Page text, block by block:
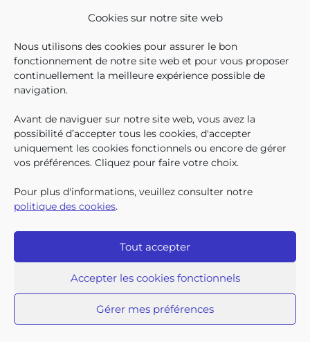
Cookies sur notre site web
Nous utilisons des cookies pour assurer le bon
fonctionnement de notre site web et pour vous proposer
continuellement la meilleure expérience possible de
navigation.
Avant de naviguer sur notre site web, vous avez la
possibilité d’accepter tous les cookies, d'accepter
uniquement les cookies fonctionnels ou encore de gérer
vos préférences. Cliquez pour faire votre choix.
Pour plus d'informations, veuillez consulter notre
politique des cookies.
Tout accepter
Accepter les cookies fonctionnels
Gérer mes préférences
En décembre 2025, 304.966
enfants bruxellois avaient droit
aux allocations familiales.
Parmi eux, 128.222
supplément social en plus du
montant de base de leurs all
QUI SOMMES-NOUS ?
TRAVAILLER CHEZ NOUS
TOUTES LES NEWS
TRANSPARENCE
CONTACTEZ-NOUS
PRESSE
PLAINTES
Iriscare • 71 rue Belliard boîte 2 • 1040 Bruxelles
Déclaration d’accessibilité
Protection des données à caractère personnel
Clause de non-responsabilité
Responsible Disclosure